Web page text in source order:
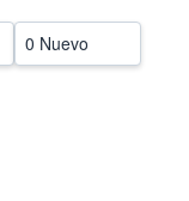
0 Nuevo